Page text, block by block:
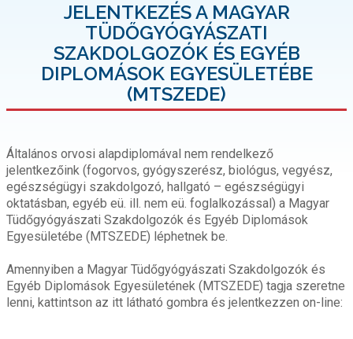
JELENTKEZÉS A MAGYAR
TÜDŐGYÓGYÁSZATI
SZAKDOLGOZÓK ÉS EGYÉB
DIPLOMÁSOK EGYESÜLETÉBE
(MTSZEDE)
Általános orvosi alapdiplomával nem rendelkező
jelentkezőink (fogorvos, gyógyszerész, biológus, vegyész,
egészségügyi szakdolgozó, hallgató – egészségügyi
oktatásban, egyéb eü. ill. nem eü. foglalkozással) a Magyar
Tüdőgyógyászati Szakdolgozók és Egyéb Diplomások
Egyesületébe (MTSZEDE) léphetnek be.
Amennyiben a Magyar Tüdőgyógyászati Szakdolgozók és
Egyéb Diplomások Egyesületének (MTSZEDE) tagja szeretne
lenni, kattintson az itt látható gombra és jelentkezzen on-line: